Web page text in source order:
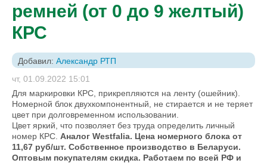
ремней (от 0 до 9 желтый)
КРС
Добавил: Александр РТП
чт, 01.09.2022 15:01
Для маркировки КРС, прикрепляются на ленту (ошейник).
Номерной блок двухкомпонентный, не стирается и не теряет
цвет при долговременном использовании.
Цвет яркий, что позволяет без труда определить личный
номер КРС. Aналог Westfalia. Цена номерного блока от
11,67 руб/шт. Собственное производство в Беларуси.
Оптовым покупателям скидка. Работаем по всей РФ и